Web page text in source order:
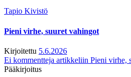
Tapio Kivistö
Pieni virhe, suuret vahingot
Kirjoitettu 5.6.2026
Ei kommentteja artikkeliin Pieni virhe,
Pääkirjoitus